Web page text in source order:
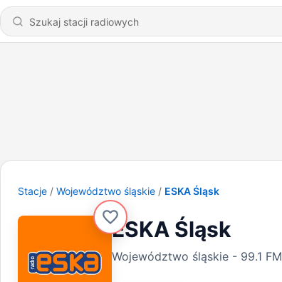
Stacje Województwo śląskie ESKA Śląsk
ESKA Śląsk
Województwo śląskie - 99.1 FM